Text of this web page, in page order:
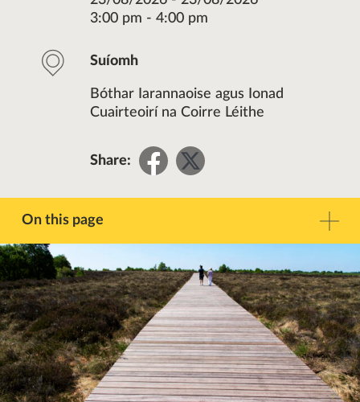
3:00 pm - 4:00 pm
Suíomh
Bóthar Iarannaoise agus Ionad
Cuairteoirí na Coirre Léithe
Share:
Share
on
Share
on
On this page
Réamhrá
Teagmháil
Imeachtaí eile